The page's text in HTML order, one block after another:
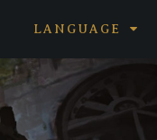
LANGUAGE